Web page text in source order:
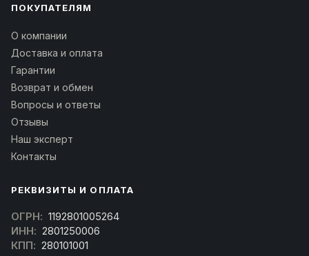
ПОКУПАТЕЛЯМ
О компании
Доставка и оплата
Гарантии
Возврат и обмен
Вопросы и ответы
Отзывы
Наш эксперт
Контакты
РЕКВИЗИТЫ И ОПЛАТА
ОГРН: 1192801005264
ИНН: 2801250006
КПП: 280101001